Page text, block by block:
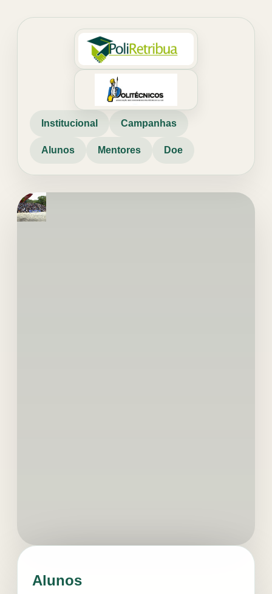
Institucional Campanhas
Alunos Mentores Doe
PROGRAMA DE APOIO
Alunos